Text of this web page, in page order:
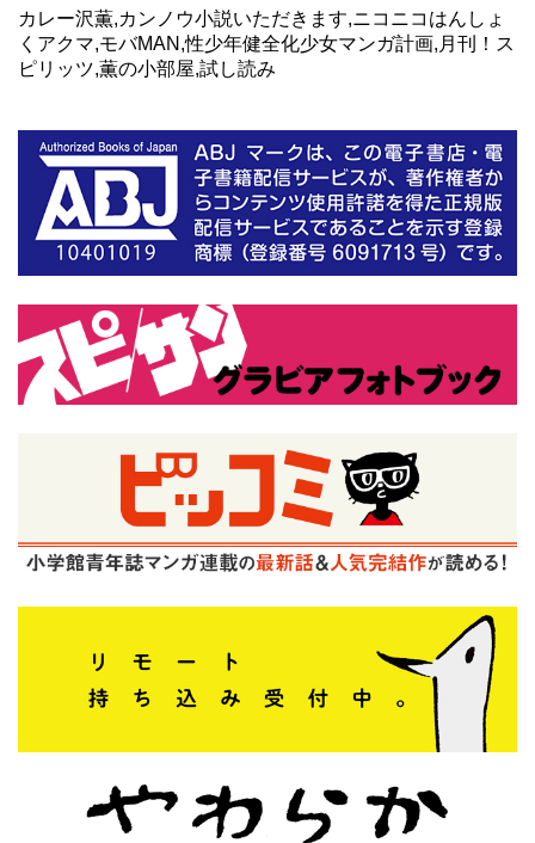
カレー沢薫,カンノウ小説いただきます,ニコニコはんしょ
くアクマ,モバMAN,性少年健全化少女マンガ計画,月刊！ス
ピリッツ,薫の小部屋,試し読み